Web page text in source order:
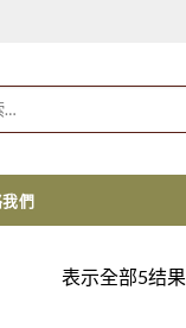
們
表示全部5结果